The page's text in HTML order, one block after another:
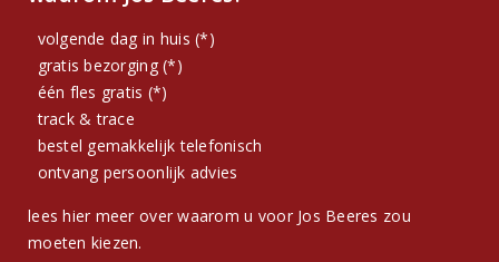
volgende dag in huis (*)
gratis bezorging (*)
één fles gratis (*)
track & trace
bestel gemakkelijk telefonisch
ontvang persoonlijk advies
lees hier meer over waarom u voor Jos Beeres zou
moeten kiezen.